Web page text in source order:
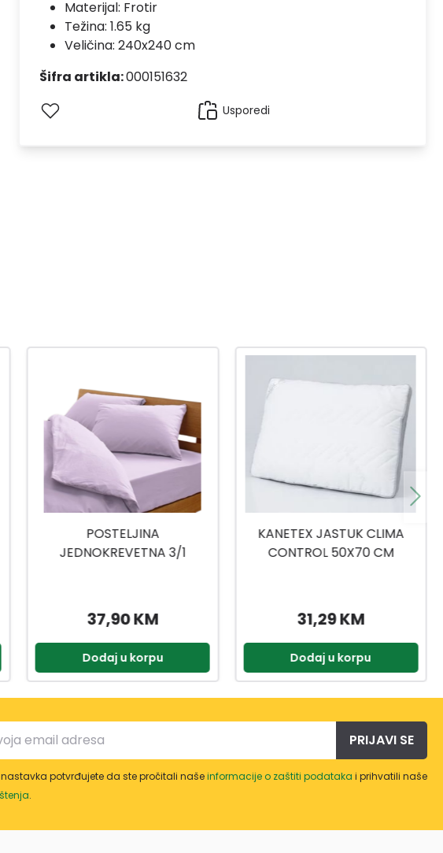
Materijal: Frotir
Težina: 1.65 kg
Veličina: 240x240 cm
Šifra artikla:000151632
Usporedi
KANETEX JASTUK CLIMA
CONTROL 50X70 CM
31,29 KM
Dodaj u korpu
DEKORATIVNA JASTUČNICA
TAMNO SIVA 45X45 DP2415
9,95 KM
Dodaj u korpu
PRIJAVI SE
potvrđujete da ste pročitali našeinformacije o zaštiti podataka i prihvatili naše
.